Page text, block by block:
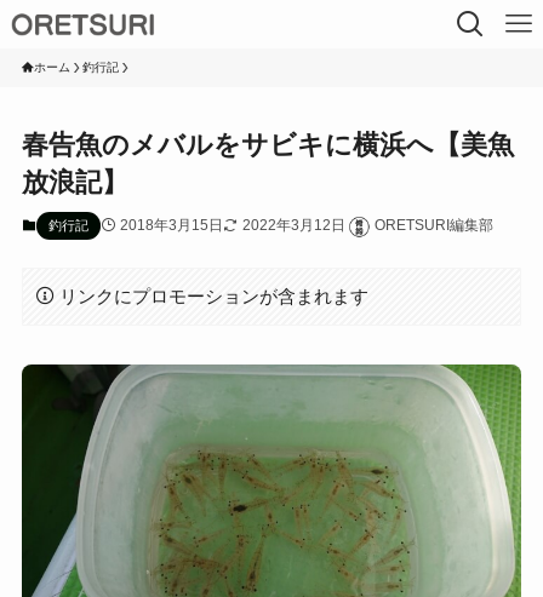
ホーム 釣行記
春告魚のメバルをサビキに横浜へ【美魚
放浪記】
釣行記 2018年3月15日 2022年3月12日 ORETSURI編集部
リンクにプロモーションが含まれます